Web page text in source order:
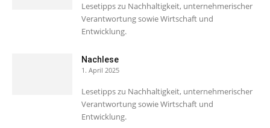
Lesetipps zu Nachhaltigkeit, unternehmerischer
Verantwortung sowie Wirtschaft und
Entwicklung.
Nachlese
1. April 2025
Lesetipps zu Nachhaltigkeit, unternehmerischer
Verantwortung sowie Wirtschaft und
Entwicklung.